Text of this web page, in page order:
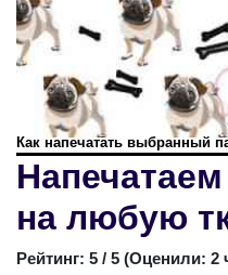
Как напечатать выбранный
на любую
Рейтинг: 5 / 5 (Оценили: 2